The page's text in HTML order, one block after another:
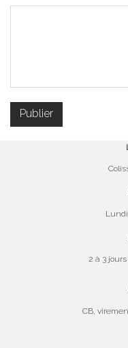
Lundi
2 à 3
CB,